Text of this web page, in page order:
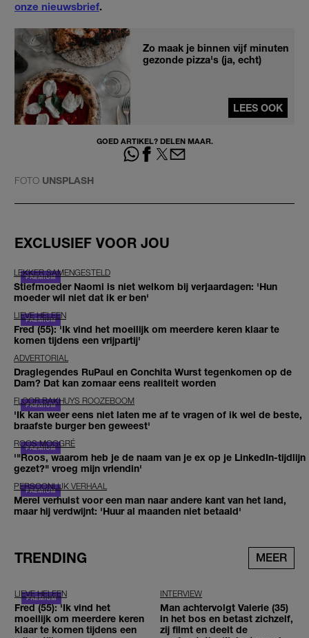
onze nieuwsbrief.
Zo maak je binnen vijf minuten
gezonde pizza's (ja, echt)
LEES OOK
GOED ARTIKEL? DELEN MAAR.
FOTO UNSPLASH
EXCLUSIEF VOOR JOU
LEKKER SAMENGESTELD
Stiefmoeder Naomi is niet welkom bij verjaardagen: 'Hun
moeder wil niet dat ik er ben'
LIEVE HELEEN
Fred (55): 'Ik vind het moeilijk om meerdere keren klaar te
komen tijdens een vrijpartij'
ADVERTORIAL
Draglegendes RuPaul en Conchita Wurst tegenkomen op de
Dam? Dat kan zomaar eens realiteit worden
FLOOR BAKHUYS ROOZEBOOM
'Ik kan weer eens niet laten me af te vragen of ik wel de beste,
braafste burger ben geweest'
ROOS MOGGRÉ
'"Roos, waarom heb je de naam van je ex op je LinkedIn-tijdlijn
gezet?" vroeg mijn vriendin'
PERSOONLIJK VERHAAL
Merel verhuist voor een man naar andere kant van het land,
maar hij verdwijnt: 'Huur al maanden niet betaald'
TRENDING MEER
LIEVE HELEEN
Fred (55): 'Ik vind het
moeilijk om meerdere keren
klaar te komen tijdens een
INTERVIEW
Man achtervolgt Valerie (35)
in het bos en betast zichzelf,
zij filmt en deelt de